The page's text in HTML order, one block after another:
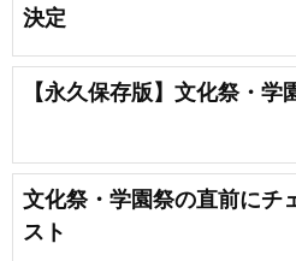
決定
【永久保存版】文化祭・
文化祭・学園祭の直前にチ
スト